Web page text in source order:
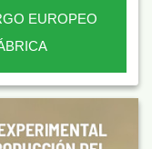
EUROPEO